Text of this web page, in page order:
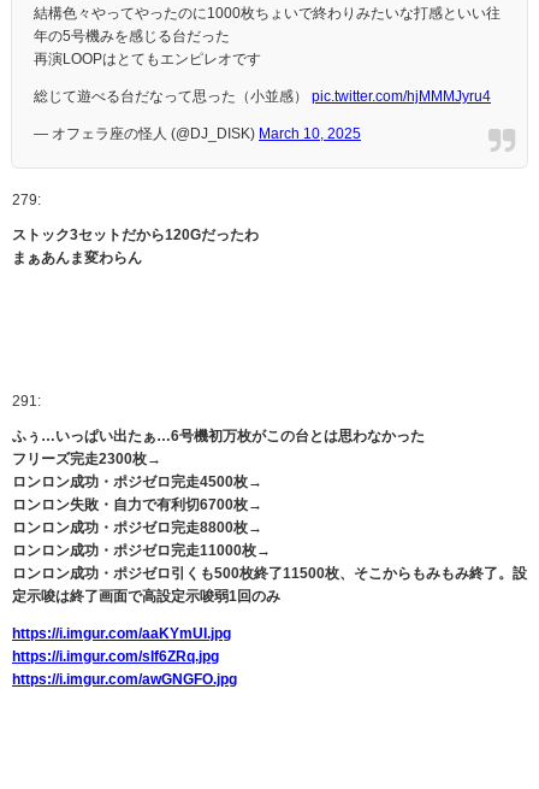
結構色々やってやったのに1000枚ちょいで終わりみたいな打感といい往
年の5号機みを感じる台だった
再演LOOPはとてもエンピレオです
総じて遊べる台だなって思った（小並感） pic.twitter.com/hjMMMJyru4
— オフェラ座の怪人 (@DJ_DISK) March 10, 2025
279:
ストック3セットだから120Gだったわ
まぁあんま変わらん
291:
ふぅ…いっぱい出たぁ…6号機初万枚がこの台とは思わなかった
フリーズ完走2300枚→
ロンロン成功・ポジゼロ完走4500枚→
ロンロン失敗・自力で有利切6700枚→
ロンロン成功・ポジゼロ完走8800枚→
ロンロン成功・ポジゼロ完走11000枚→
ロンロン成功・ポジゼロ引くも500枚終了11500枚、そこからもみもみ終了。設
定示唆は終了画面で高設定示唆弱1回のみ
https://i.imgur.com/aaKYmUI.jpg
https://i.imgur.com/sIf6ZRq.jpg
https://i.imgur.com/awGNGFO.jpg